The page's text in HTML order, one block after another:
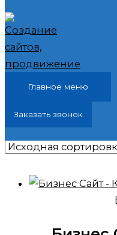
Перейти к
Главное меню
Заказать звонок
Бизнес сайт
Показаны все